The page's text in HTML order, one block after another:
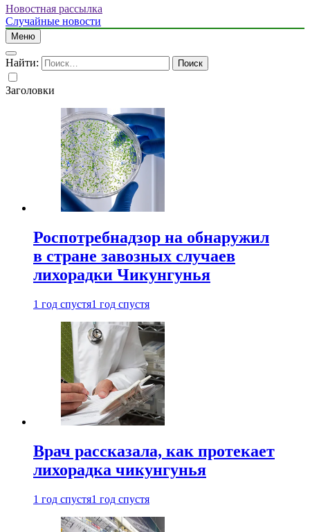
Новостная рассылка
Случайные новости
Меню
Найти:
Заголовки
Роспотребнадзор на обнаружил
в стране завозных случаев
лихорадки Чикунгунья
1 год спустя1 год спустя
Врач рассказала, как протекает
лихорадка чикунгунья
1 год спустя1 год спустя